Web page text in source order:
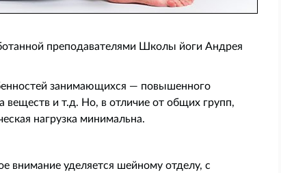
преподавателями Школы йоги Андрея
занимающихся — повышенного
и т.д. Но, в отличие от общих групп,
нагрузка минимальна.
внимание уделяется шейному отделу, с